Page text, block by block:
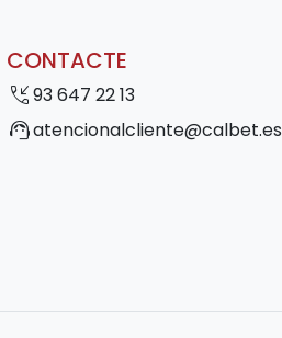
CONTACTE
phone_callback93 647 22 13
support_agentatencionalcliente@calbet.es